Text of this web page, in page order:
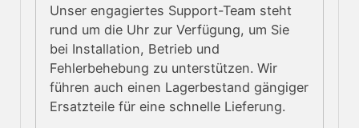
Unser engagiertes Support-Team steht
rund um die Uhr zur Verfügung, um Sie
bei Installation, Betrieb und
Fehlerbehebung zu unterstützen. Wir
führen auch einen Lagerbestand gängiger
Ersatzteile für eine schnelle Lieferung.